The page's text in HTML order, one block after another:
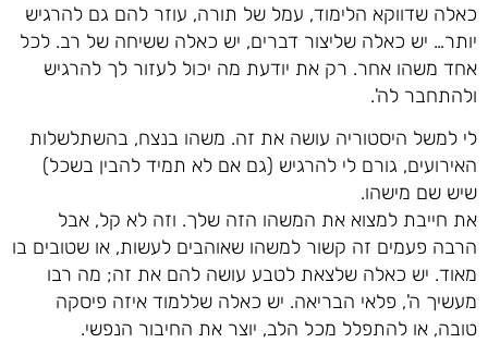
כאלה שדווקא הלימוד, עמל של תורה, עוזר להם גם להרגיש
יותר… יש כאלה שליצור דברים, יש כאלה ששיחה של רב. לכל
אחד משהו אחר. רק את יודעת מה יכול לעזור לך להרגיש
ולהתחבר לה'.
לי למשל היסטוריה עושה את זה. משהו בנצח, בהשתלשלות
האירועים, גורם לי להרגיש (גם אם לא תמיד להבין בשכל)
שיש שם מישהו.
את חייבת למצוא את המשהו הזה שלך. וזה לא קל, אבל
הרבה פעמים זה קשור למשהו שאוהבים לעשות, או שטובים בו
מאוד. יש כאלה שלצאת לטבע עושה להם את זה; מה רבו
מעשיך ה', פלאי הבריאה. יש כאלה שללמוד איזה פיסקה
טובה, או להתפלל מכל הלב, יוצר את החיבור הנפשי.